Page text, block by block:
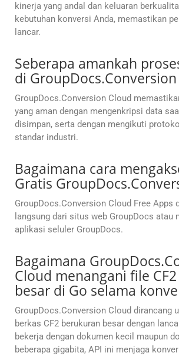
kinerja yang andal dan keluaran
kebutuhan konversi Anda, memastikan
lancar.
Seberapa amankah
di
GroupDocs.Conversion Cloud
yang aman dengan mengenkripsi data
disimpan, serta dengan mengikuti
standar industri.
Bagaimana cara
Gratis
GroupDocs.Conversion Cloud Free Apps
langsung dari situs web GroupDocs atau
aplikasi seluler GroupDocs.
Bagaimana
Cloud menangani file
besar di Go selama
GroupDocs.Conversion Cloud dirancang
berkas CF2 berukuran besar dengan
bekerja dengan dokumen kecil maupun
beberapa gigabita, API ini menjaga